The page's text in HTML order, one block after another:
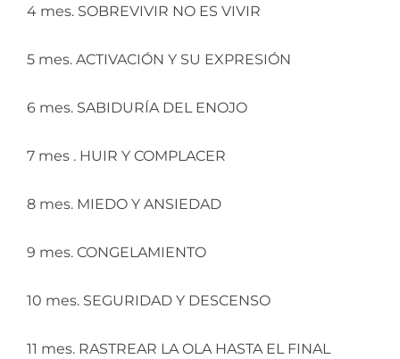
4 mes. SOBREVIVIR NO ES VIVIR
5 mes. ACTIVACIÓN Y SU EXPRESIÓN
6 mes. SABIDURÍA DEL ENOJO
7 mes . HUIR Y COMPLACER
8 mes. MIEDO Y ANSIEDAD
9 mes. CONGELAMIENTO
10 mes. SEGURIDAD Y DESCENSO
11 mes. RASTREAR LA OLA HASTA EL FINAL